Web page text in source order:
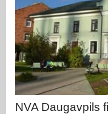
NVA Daugavpils